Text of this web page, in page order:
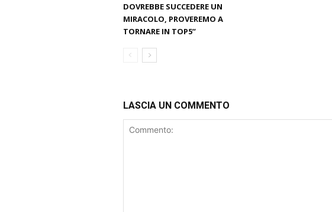
DOVREBBE SUCCEDERE UN
MIRACOLO, PROVEREMO A
TORNARE IN TOP5”
LASCIA UN COMMENTO